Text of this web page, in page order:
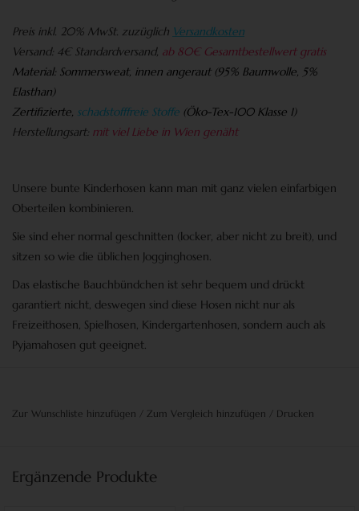
Preis inkl. 20% MwSt. zuzüglich Versandkosten
Versand: 4€ Standardversand, ab 80€ Gesamtbestellwert gratis
Material: Sommersweat, innen angeraut (95% Baumwolle, 5%
Elasthan)
Zertifizierte, schadstofffreie Stoffe (Öko-Tex-100 Klasse 1)
Herstellungsart: mit viel Liebe in Wien genäht
Unsere bunte Kinderhosen kann man mit ganz vielen einfarbigen
Oberteilen kombinieren.
Sie sind eher normal geschnitten (locker, aber nicht zu breit), und
sitzen so wie die üblichen Jogginghosen.
Das elastische Bauchbündchen ist sehr bequem und drückt
garantiert nicht, deswegen sind diese Hosen nicht nur als
Freizeithosen, Spielhosen, Kindergartenhosen, sondern auch als
Pyjamahosen gut geeignet.
Zur Wunschliste hinzufügen Zum Vergleich hinzufügen Drucken
Ergänzende Produkte